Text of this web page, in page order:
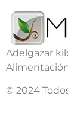
Adelgazar
© 2024